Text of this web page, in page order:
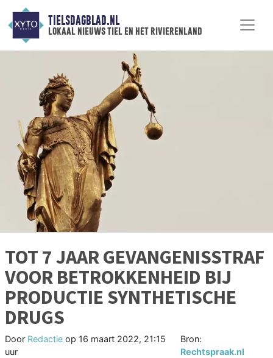
TIELSDAGBLAD.NL
lokaal nieuws tiel en het rivierenland
TOT 7 JAAR GEVANGENISSTRAF
VOOR BETROKKENHEID BIJ
PRODUCTIE SYNTHETISCHE
DRUGS
Door Redactie op 16 maart 2022, 21:15
uur
Bron:
Rechtspraak.nl